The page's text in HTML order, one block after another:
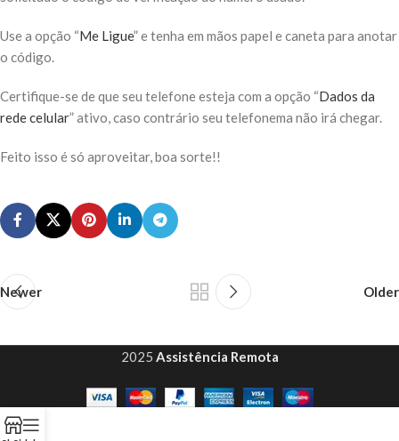
Use a opção “Me Ligue” e tenha em mãos papel e caneta para anotar
o código.
Certifique-se de que seu telefone esteja com a opção “Dados da
rede celular” ativo, caso contrário seu telefonema não irá chegar.
Feito isso é só aproveitar, boa sorte!!
Newer Older
2025 Assistência Remota